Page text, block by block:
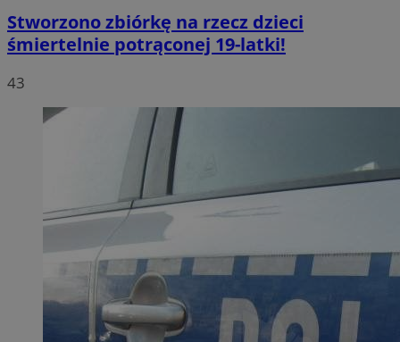
Stworzono zbiórkę na rzecz dzieci
śmiertelnie potrąconej 19-latki!
43